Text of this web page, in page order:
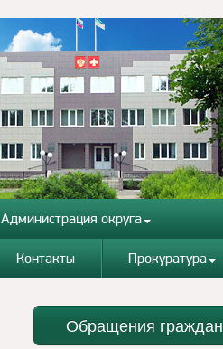
Администрация округа
Контакты Прокуратура
Обращения граждан